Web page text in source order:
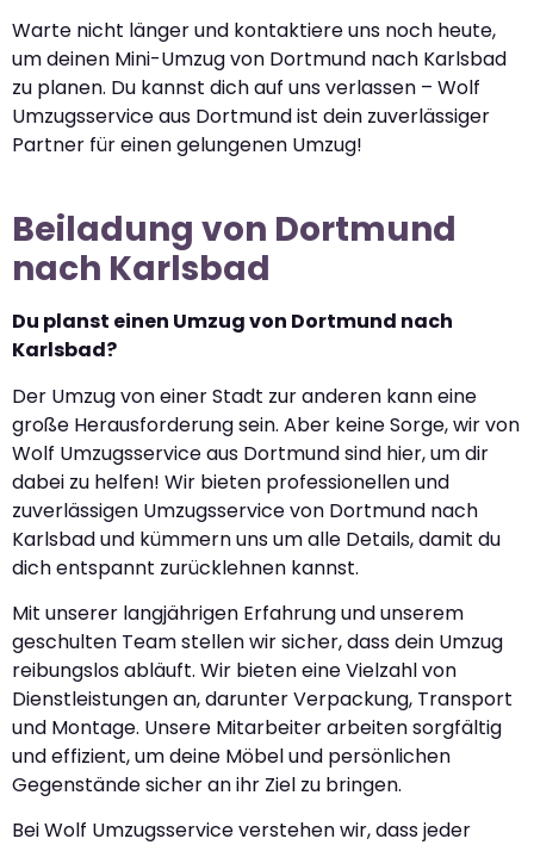
Warte nicht länger und kontaktiere uns noch heute,
um deinen Mini-Umzug von Dortmund nach Karlsbad
zu planen. Du kannst dich auf uns verlassen – Wolf
Umzugsservice aus Dortmund ist dein zuverlässiger
Partner für einen gelungenen Umzug!
Beiladung von Dortmund
nach Karlsbad
Du planst einen Umzug von Dortmund nach
Karlsbad?
Der Umzug von einer Stadt zur anderen kann eine
große Herausforderung sein. Aber keine Sorge, wir von
Wolf Umzugsservice aus Dortmund sind hier, um dir
dabei zu helfen! Wir bieten professionellen und
zuverlässigen Umzugsservice von Dortmund nach
Karlsbad und kümmern uns um alle Details, damit du
dich entspannt zurücklehnen kannst.
Mit unserer langjährigen Erfahrung und unserem
geschulten Team stellen wir sicher, dass dein Umzug
reibungslos abläuft. Wir bieten eine Vielzahl von
Dienstleistungen an, darunter Verpackung, Transport
und Montage. Unsere Mitarbeiter arbeiten sorgfältig
und effizient, um deine Möbel und persönlichen
Gegenstände sicher an ihr Ziel zu bringen.
Bei Wolf Umzugsservice verstehen wir, dass jeder